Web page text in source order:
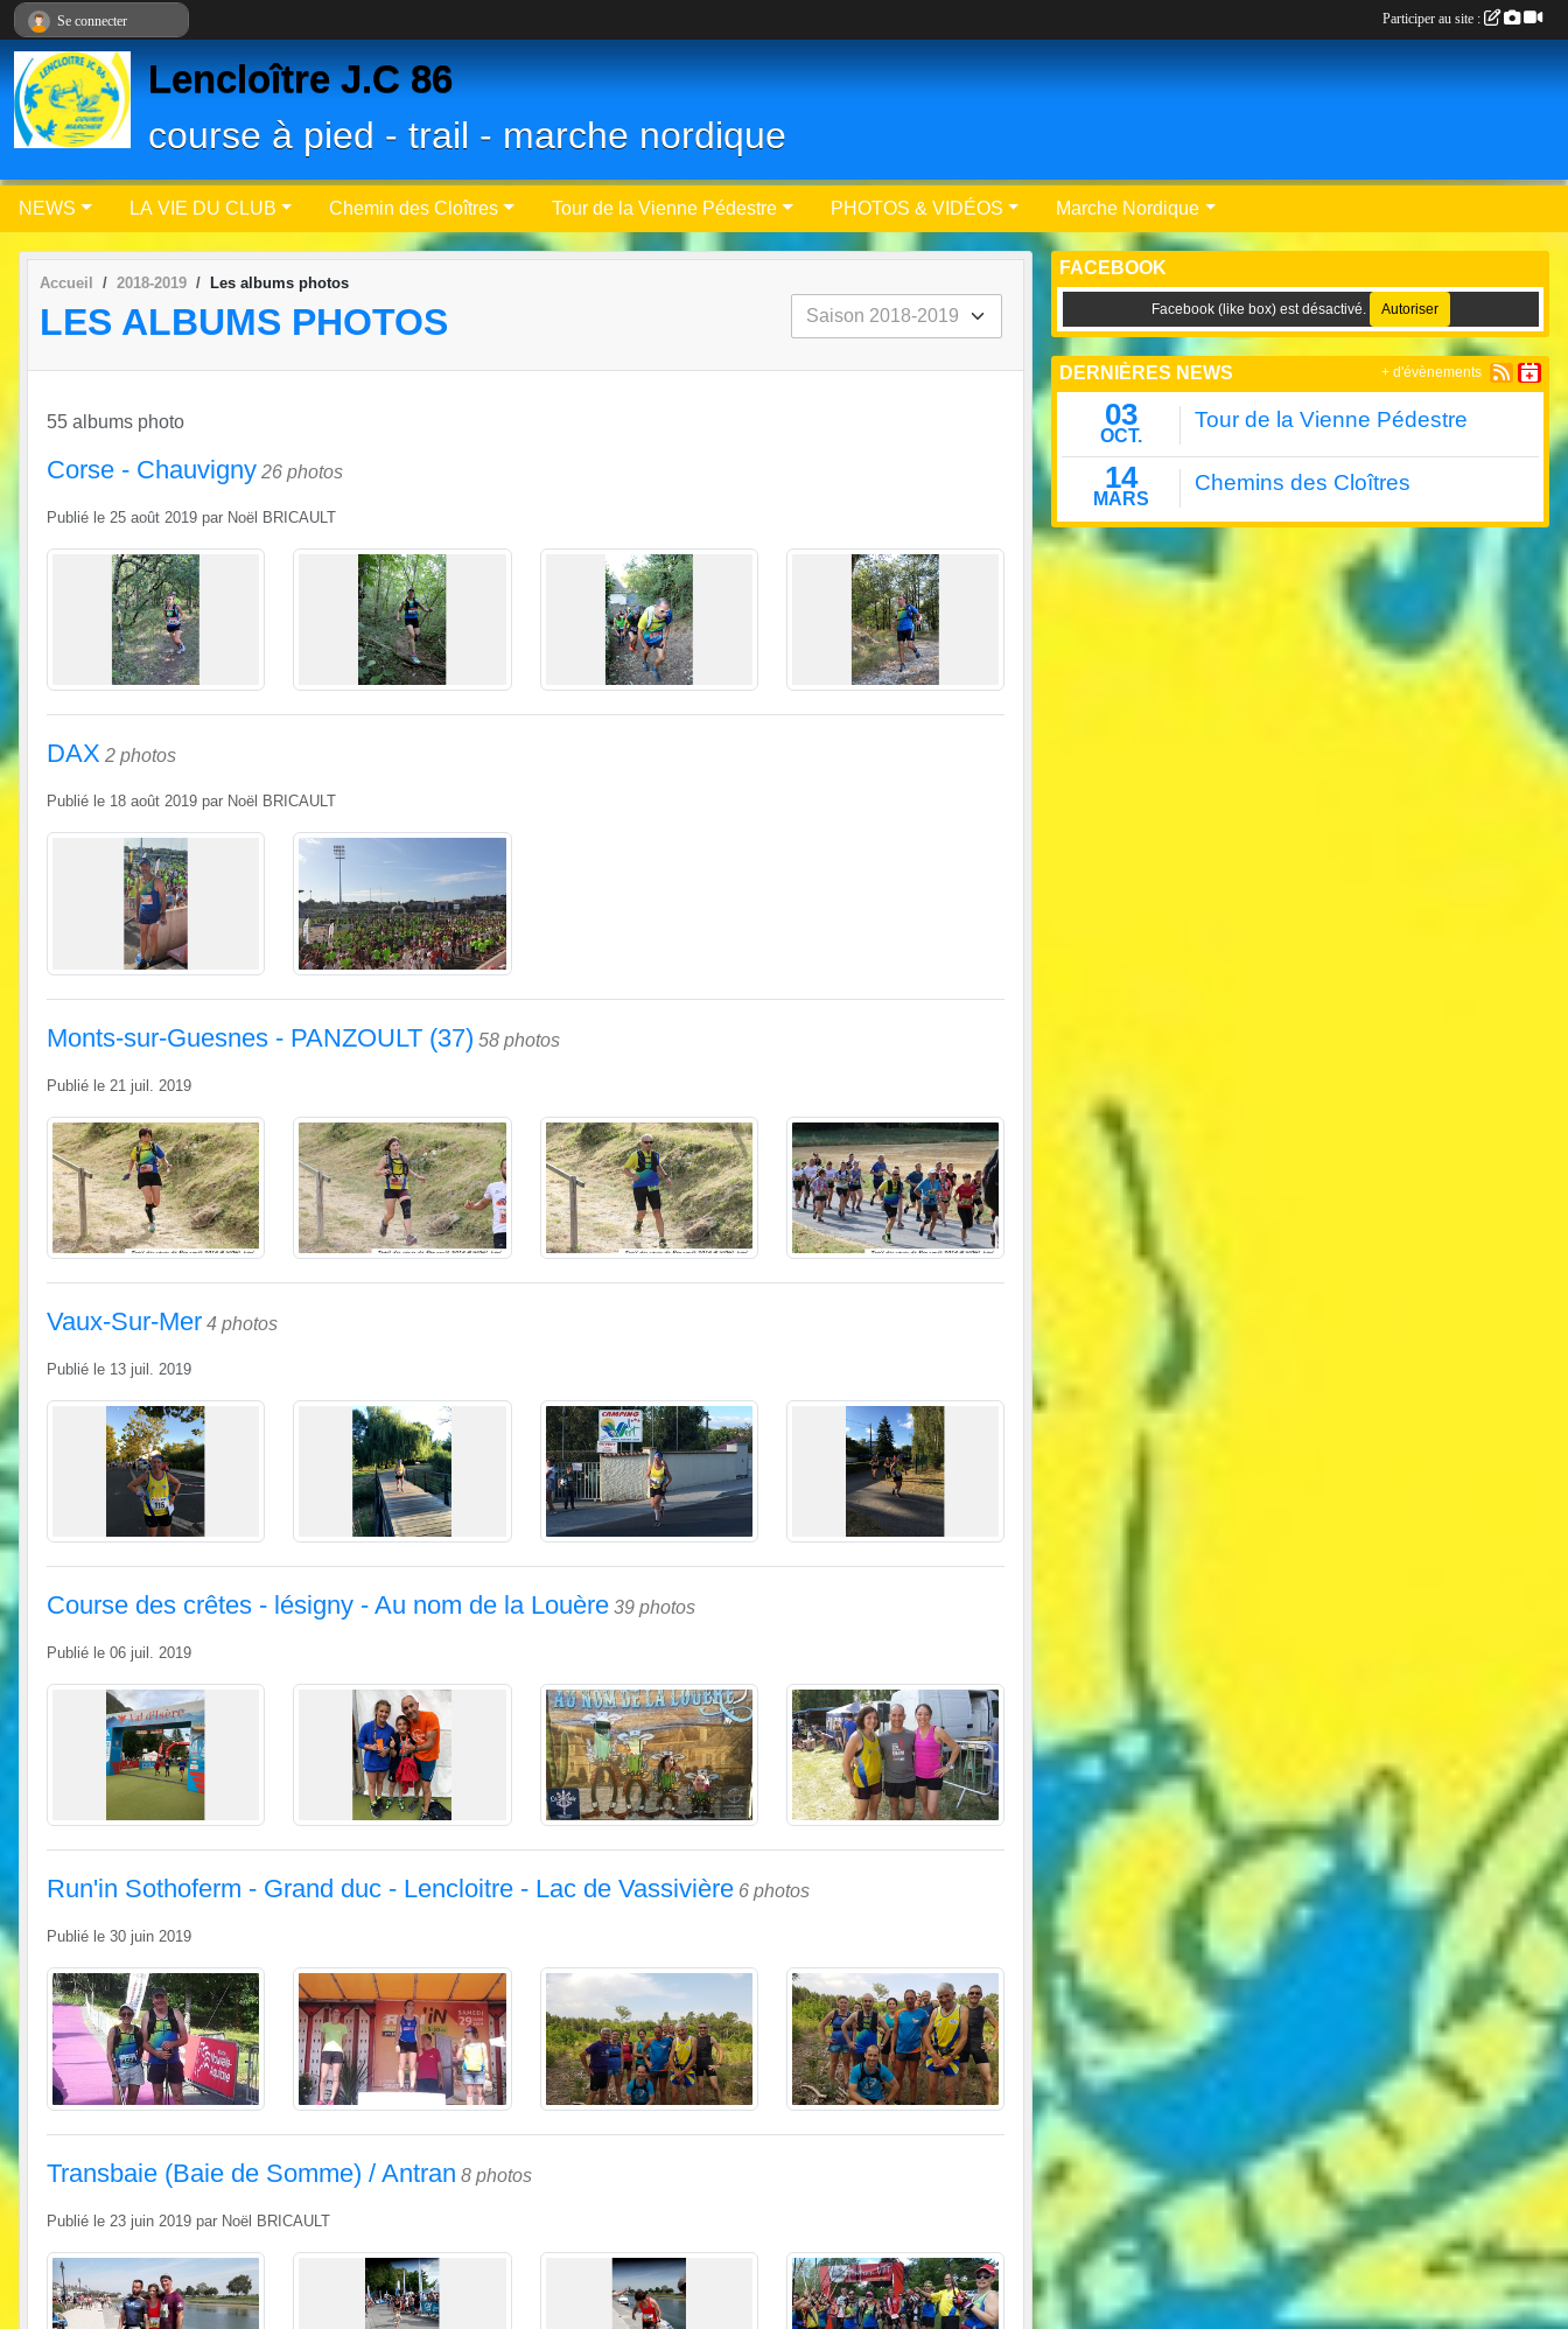
Lencloître J.C 86
course à pied - trail - marche nordique
NEWS LA VIE DU CLUB Chemin des Cloîtres Tour de la Vienne Pédestre PHOTOS & VIDÉOS Marche Nordique
Accueil 2018-2019 Les albums photos
LES ALBUMS PHOTOS
55 albums photo
Corse - Chauvigny 26 photos
Publié le 25 août 2019 par Noël BRICAULT
DAX 2 photos
Publié le 18 août 2019 par Noël BRICAULT
Monts-sur-Guesnes - PANZOULT (37) 58 photos
Publié le 21 juil. 2019
Vaux-Sur-Mer 4 photos
Publié le 13 juil. 2019
Course des crêtes - lésigny - Au nom de la Louère 39 photos
Publié le 06 juil. 2019
Run'in Sothoferm - Grand duc - Lencloitre - Lac de Vassivière 6 photos
Publié le 30 juin 2019
Transbaie (Baie de Somme) / Antran 8 photos
Publié le 23 juin 2019 par Noël BRICAULT
FACEBOOK
Facebook (like box) est désactivé. Autoriser
DERNIÈRES NEWS
03
OCT.
Tour de la Vienne Pédestre
14
MARS
Chemins des Cloîtres
+ d'évènements
Se connecter Participer au site :
Panneau de gestion des cookies